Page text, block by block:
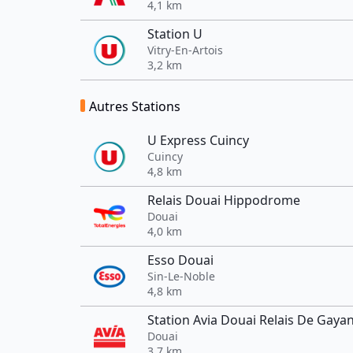
4,1 km
Station U
Vitry-En-Artois
3,2 km
Autres Stations
U Express Cuincy
Cuincy
4,8 km
Relais Douai Hippodrome
Douai
4,0 km
Esso Douai
Sin-Le-Noble
4,8 km
Station Avia Douai Relais De
Douai